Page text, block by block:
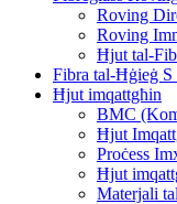
Roving
Roving
Ħjut tal-
Fibra tal-Ħġieġ S
Ħjut imqattgħin
BMC
Ħjut
Proċess
Ħjut
Materjali